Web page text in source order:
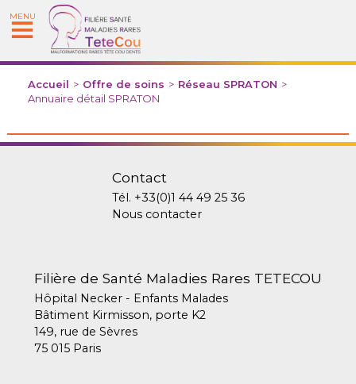
MENU
Accueil > Offre de soins > Réseau SPRATON >
Annuaire détail SPRATON
Contact
Tél. +33(0)1 44 49 25 36
Nous contacter
Filière de Santé Maladies Rares TETECOU
Hôpital Necker - Enfants Malades
Bâtiment Kirmisson, porte K2
149, rue de Sèvres
75 015 Paris